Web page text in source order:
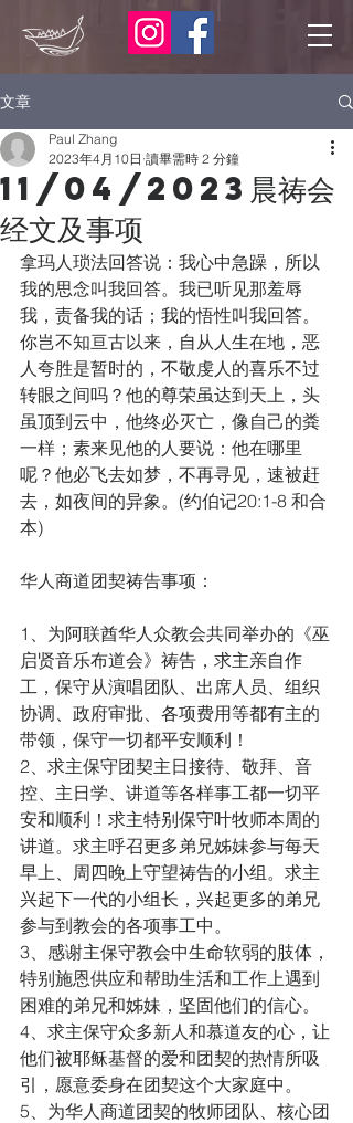
文章
11/04/2023晨祷会
经文及事项
Paul Zhang
2023年4月10日 讀畢需時 2 分鐘
拿玛人琐法回答说：我心中急躁，所以
我的思念叫我回答。我已听见那羞辱
我，责备我的话；我的悟性叫我回答。
你岂不知亘古以来，自从人生在地，恶
人夸胜是暂时的，不敬虔人的喜乐不过
转眼之间吗？他的尊荣虽达到天上，头
虽顶到云中，他终必灭亡，像自己的粪
一样；素来见他的人要说：他在哪里
呢？他必飞去如梦，不再寻见，速被赶
去，如夜间的异象。(约伯记20:1-8 和合
本)
华人商道团契祷告事项：
1、为阿联酋华人众教会共同举办的《巫
启贤音乐布道会》祷告，求主亲自作
工，保守从演唱团队、出席人员、组织
协调、政府审批、各项费用等都有主的
带领，保守一切都平安顺利！
2、求主保守团契主日接待、敬拜、音
控、主日学、讲道等各样事工都一切平
安和顺利！求主特别保守叶牧师本周的
讲道。求主呼召更多弟兄姊妹参与每天
早上、周四晚上守望祷告的小组。求主
兴起下一代的小组长，兴起更多的弟兄
参与到教会的各项事工中。
3、感谢主保守教会中生命软弱的肢体，
特别施恩供应和帮助生活和工作上遇到
困难的弟兄和姊妹，坚固他们的信心。
4、求主保守众多新人和慕道友的心，让
他们被耶稣基督的爱和团契的热情所吸
引，愿意委身在团契这个大家庭中。
5、为华人商道团契的牧师团队、核心团